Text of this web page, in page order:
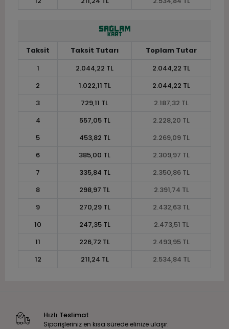
Taksit Taksit Tutarı
Toplam Tutar
1
2.044,22 TL
2.044,22 TL
2
1.022,11 TL
2.044,22 TL
3
729,11 TL
2.187,32 TL
4
557,05 TL
2.228,20 TL
5
453,82 TL
2.269,09 TL
6
385,00 TL
2.309,97 TL
7
335,84 TL
2.350,86 TL
8
298,97 TL
2.391,74 TL
9
270,29 TL
2.432,63 TL
10
247,35 TL
2.473,51 TL
11
226,72 TL
2.493,95 TL
12
211,24 TL 2.534,84 TL
Hızlı Teslimat
Siparişleriniz en kısa sürede elinize ulaşır.